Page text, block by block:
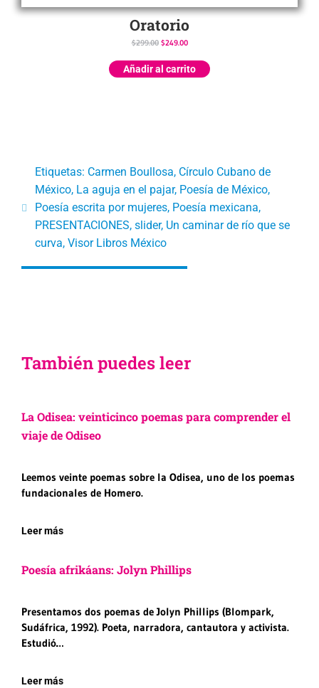
Oratorio
$299.00 $249.00
Añadir al carrito
Etiquetas: Carmen Boullosa, Círculo Cubano de
México, La aguja en el pajar, Poesía de México,
Poesía escrita por mujeres, Poesía mexicana,
PRESENTACIONES, slider, Un caminar de río que se
curva, Visor Libros México
También puedes leer
La Odisea: veinticinco poemas para comprender el
viaje de Odiseo
Leemos veinte poemas sobre la Odisea, uno de los poemas
fundacionales de Homero.
Leer más
Poesía afrikáans: Jolyn Phillips
Presentamos dos poemas de Jolyn Phillips (Blompark,
Sudáfrica, 1992). Poeta, narradora, cantautora y activista.
Estudió…
Leer más